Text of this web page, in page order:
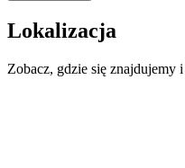
Lokalizacja
Zobacz, gdzie się znajdujemy